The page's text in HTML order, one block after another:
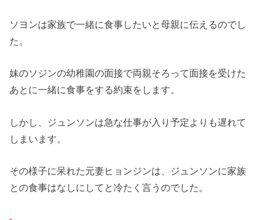
ソヨンは家族で一緒に食事したいと母親に伝えるのでし
た。
妹のソジンの幼稚園の面接で両親そろって面接を受けた
あとに一緒に食事をする約束をします。
しかし、 ジュンソンは急な仕事が入り予定よりも遅れて
しまいます。
その様子に呆れた元妻ヒョンジンは、 ジュンソンに家族
との食事はなしにしてと冷たく言うのでした。